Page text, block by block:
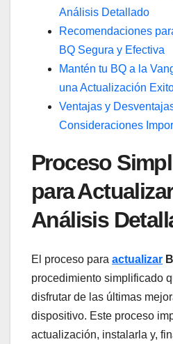
Análisis ​Detallado
Recomendaciones
BQ Segura y ​Efectiva
Mantén ‌tu‌ BQ ‌a‍ la
una Actualización
Ventajas‍ y
Consideraciones
Proceso
para⁣
Análisis
El ⁢proceso ‌para actualizar
procedimiento simplificado
disfrutar de​ las últimas⁤
‌dispositivo. Este proceso​
actualización, instalarla​ y,